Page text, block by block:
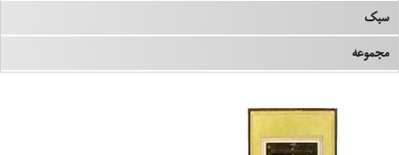
سبک
مجموعه